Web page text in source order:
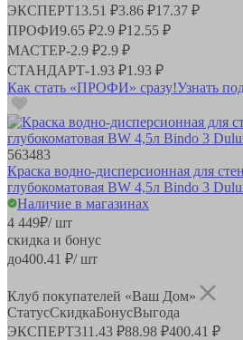
ЭКСПЕРТ13.51 ₽3.86 ₽17.37 ₽
ПРОФИ9.65 ₽2.9 ₽12.55 ₽
МАСТЕР-2.9 ₽2.9 ₽
СТАНДАРТ-1.93 ₽1.93 ₽
Как стать «ПРОФИ» сразу!Узнать
563483
Краска водно-дисперсионная для
глубокоматовая BW 4,5л Bindo 3
Наличие в магазинах
4 449₽/ шт
скидка и бонус
до400.41 ₽/ шт
Клуб покупателей «Ваш Дом»
СтатусСкидкаБонусВыгода
ЭКСПЕРТ311.43 ₽88.98 ₽400.41 ₽